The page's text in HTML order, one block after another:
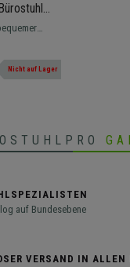
8h-
aus
für die
Nicht auf Lager
auf Bundesebene
VERSAND IN ALLEN